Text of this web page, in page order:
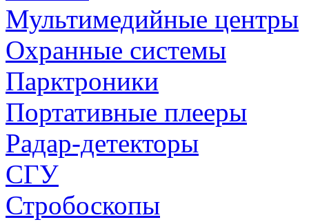
Мультимедийные центры
Охранные системы
Парктроники
Портативные плееры
Радар-детекторы
СГУ
Стробоскопы